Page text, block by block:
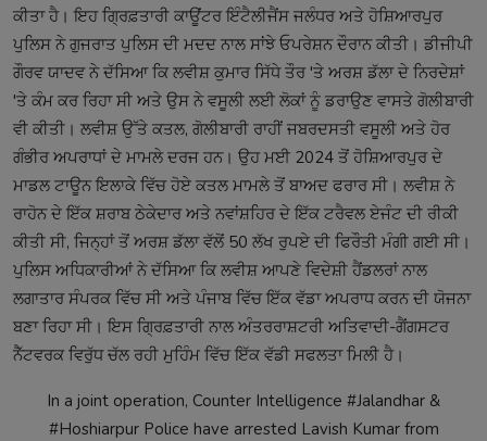
ਕੀਤਾ ਹੈ। ਇਹ ਗ੍ਰਿਫ਼ਤਾਰੀ ਕਾਊਂਟਰ ਇੰਟੈਲੀਜੈਂਸ ਜਲੰਧਰ ਅਤੇ ਹੋਸ਼ਿਆਰਪੁਰ
ਪੁਲਿਸ ਨੇ ਗੁਜਰਾਤ ਪੁਲਿਸ ਦੀ ਮਦਦ ਨਾਲ ਸਾਂਝੇ ਓਪਰੇਸ਼ਨ ਦੌਰਾਨ ਕੀਤੀ। ਡੀਜੀਪੀ
ਗੌਰਵ ਯਾਦਵ ਨੇ ਦੱਸਿਆ ਕਿ ਲਵੀਸ਼ ਕੁਮਾਰ ਸਿੱਧੇ ਤੌਰ 'ਤੇ ਅਰਸ਼ ਡੱਲਾ ਦੇ ਨਿਰਦੇਸ਼ਾਂ
'ਤੇ ਕੰਮ ਕਰ ਰਿਹਾ ਸੀ ਅਤੇ ਉਸ ਨੇ ਵਸੂਲੀ ਲਈ ਲੋਕਾਂ ਨੂੰ ਡਰਾਉਣ ਵਾਸਤੇ ਗੋਲੀਬਾਰੀ
ਵੀ ਕੀਤੀ। ਲਵੀਸ਼ ਉੱਤੇ ਕਤਲ, ਗੋਲੀਬਾਰੀ ਰਾਹੀਂ ਜਬਰਦਸਤੀ ਵਸੂਲੀ ਅਤੇ ਹੋਰ
ਗੰਭੀਰ ਅਪਰਾਧਾਂ ਦੇ ਮਾਮਲੇ ਦਰਜ ਹਨ। ਉਹ ਮਈ 2024 ਤੋਂ ਹੋਸ਼ਿਆਰਪੁਰ ਦੇ
ਮਾਡਲ ਟਾਊਨ ਇਲਾਕੇ ਵਿੱਚ ਹੋਏ ਕਤਲ ਮਾਮਲੇ ਤੋਂ ਬਾਅਦ ਫਰਾਰ ਸੀ। ਲਵੀਸ਼ ਨੇ
ਰਾਹੋਨ ਦੇ ਇੱਕ ਸ਼ਰਾਬ ਠੇਕੇਦਾਰ ਅਤੇ ਨਵਾਂਸ਼ਹਿਰ ਦੇ ਇੱਕ ਟਰੈਵਲ ਏਜੰਟ ਦੀ ਰੀਕੀ
ਕੀਤੀ ਸੀ, ਜਿਨ੍ਹਾਂ ਤੋਂ ਅਰਸ਼ ਡੱਲਾ ਵੱਲੋਂ 50 ਲੱਖ ਰੁਪਏ ਦੀ ਫਿਰੌਤੀ ਮੰਗੀ ਗਈ ਸੀ।
ਪੁਲਿਸ ਅਧਿਕਾਰੀਆਂ ਨੇ ਦੱਸਿਆ ਕਿ ਲਵੀਸ਼ ਆਪਣੇ ਵਿਦੇਸ਼ੀ ਹੈਂਡਲਰਾਂ ਨਾਲ
ਲਗਾਤਾਰ ਸੰਪਰਕ ਵਿੱਚ ਸੀ ਅਤੇ ਪੰਜਾਬ ਵਿੱਚ ਇੱਕ ਵੱਡਾ ਅਪਰਾਧ ਕਰਨ ਦੀ ਯੋਜਨਾ
ਬਣਾ ਰਿਹਾ ਸੀ। ਇਸ ਗ੍ਰਿਫ਼ਤਾਰੀ ਨਾਲ ਅੰਤਰਰਾਸ਼ਟਰੀ ਅਤਿਵਾਦੀ-ਗੈਂਗਸਟਰ
ਨੈੱਟਵਰਕ ਵਿਰੁੱਧ ਚੱਲ ਰਹੀ ਮੁਹਿੰਮ ਵਿੱਚ ਇੱਕ ਵੱਡੀ ਸਫਲਤਾ ਮਿਲੀ ਹੈ।
In a joint operation, Counter Intelligence #Jalandhar &
#HoshiarpurPolice have arrested Lavish Kumar from